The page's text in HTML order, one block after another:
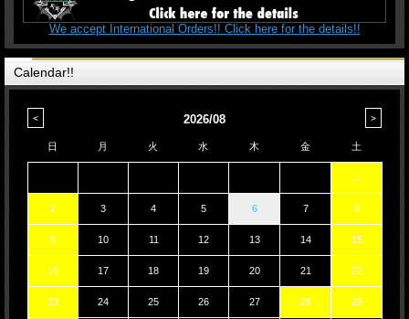
We accept International Orders!! Click here for the details!!
Calendar!!
2026/08
日 月 火 水 木 金 土
1
2 3 4 5 6 7 8
9 10 11 12 13 14 15
16 17 18 19 20 21 22
23 24 25 26 27 28 29